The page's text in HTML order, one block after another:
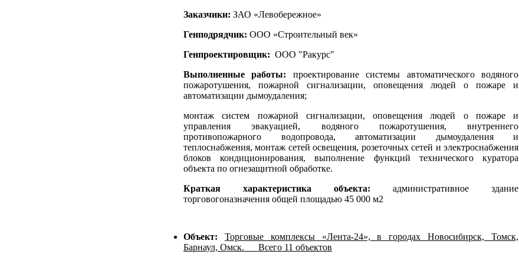
Заказчики: ЗАО «Левобережное»
Генподрядчик: ООО «Строительный век»
Генпроектировщик: ООО "Ракурс"
Выполненные работы: проектирование системы автоматического водяного
пожаротушения, пожарной сигнализации, оповещения людей о пожаре и
автоматизации дымоудаления;
монтаж систем пожарной сигнализации, оповещения людей о пожаре и
управления эвакуацией, водяного пожаротушения, внутреннего
противопожарного водопровода, автоматизации дымоудаления и
теплоснабжения, монтаж сетей освещения, розеточных сетей и электроснабжения
блоков кондиционирования, выполнение функций технического куратора
объекта по огнезащитной обработке.
Краткая характеристика объекта: административное здание
торговогоназначения общей площадью 45 000 м2
Объект: Торговые комплексы «Лента-24», в городах Новосибирск, Томск,
Барнаул, Омск.
Всего 11 объектов